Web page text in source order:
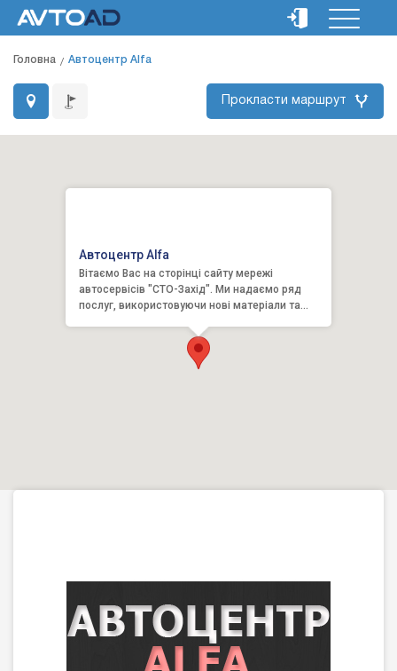
Головна Автоцентр Alfa
Прокласти маршрут
Автоцентр Alfa
Вітаємо Вас на сторінці сайту мережі
автосервісів "СТО-Захід". Ми надаємо ряд
послуг, використовуючи нові матеріали та